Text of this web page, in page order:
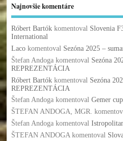
Najnovšie komentáre
Róbert Bartókkomentoval Slovenia
International
Lacokomentoval Sezóna 2025 –
Štefan Andogakomentoval Sezóna
REPREZENTÁCIA
Róbert Bartókkomentoval Sezóna
REPREZENTÁCIA
Štefan Andogakomentoval Gemer
ŠTEFAN ANDOGA, MGR.
Štefan Andogakomentoval
ŠTEFAN ANDOGAkomentoval